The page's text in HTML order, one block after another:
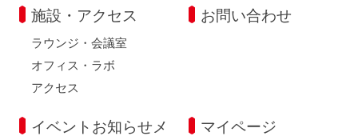
施設・アクセス
ラウンジ・会議室
オフィス・ラボ
アクセス
お問い合わせ
イベントお知らせメ
マイページ